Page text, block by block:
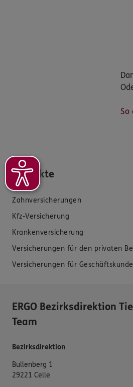
So
Produkte
Zahnversicherungen
Kfz-Versicherung
Krankenversicherung
Versicherungen für den privaten
Versicherungen für
ERGO Bezirksdirektion
Team
Bezirksdirektion
Bullenberg 1
29221 Celle